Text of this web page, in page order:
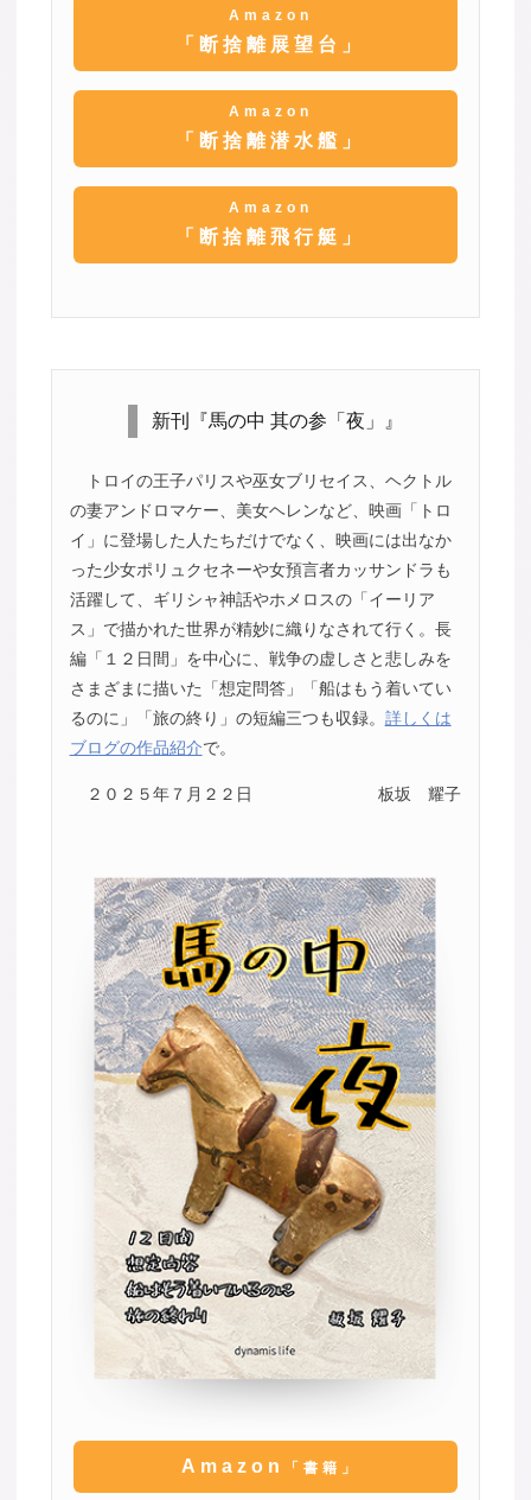
Amazon
「断捨離展望台」
Amazon
「断捨離潜水艦」
Amazon
「断捨離飛行艇」
新刊『馬の中 其の参「夜」』
トロイの王子パリスや巫女ブリセイス、ヘクトル
の妻アンドロマケー、美女ヘレンなど、映画「トロ
イ」に登場した人たちだけでなく、映画には出なか
った少女ポリュクセネーや女預言者カッサンドラも
活躍して、ギリシャ神話やホメロスの「イーリア
ス」で描かれた世界が精妙に織りなされて行く。長
編「１２日間」を中心に、戦争の虚しさと悲しみを
さまざまに描いた「想定問答」「船はもう着いてい
るのに」「旅の終り」の短編三つも収録。 詳しくは
ブログの作品紹介で。
２０２５年７月２２日 板坂 耀子
Amazon 「書籍」